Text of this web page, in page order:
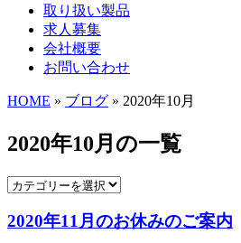
取り扱い製品
求人募集
会社概要
お問い合わせ
HOME » ブログ » 2020年10月
2020年10月の一覧
2020年11月のお休みのご案内